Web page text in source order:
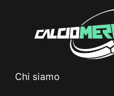
Chi siamo